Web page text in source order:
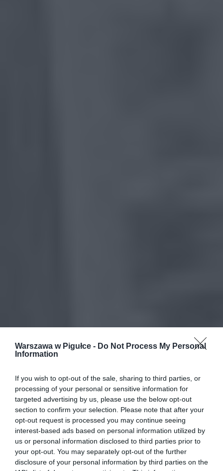
Warszawa w Pigułce - Do Not Process My Personal
Information
If you wish to opt-out of the sale, sharing to third parties, or
processing of your personal or sensitive information for
targeted advertising by us, please use the below opt-out
section to confirm your selection. Please note that after your
opt-out request is processed you may continue seeing
interest-based ads based on personal information utilized by
us or personal information disclosed to third parties prior to
your opt-out. You may separately opt-out of the further
disclosure of your personal information by third parties on the